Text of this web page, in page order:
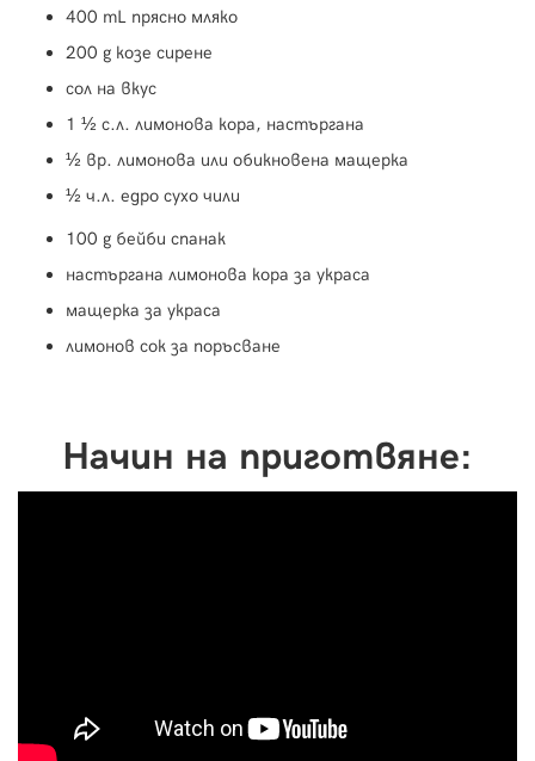
400 mL прясно мляко
200 g козе сирене
сол на вкус
1 ½ с.л. лимонова кора, настъргана
½ вр. лимонова или обикновена мащерка
½ ч.л. едро сухо чили
100 g бейби спанак
настъргана лимонова кора за украса
мащерка за украса
лимонов сок за поръсване
Начин на приготвяне: